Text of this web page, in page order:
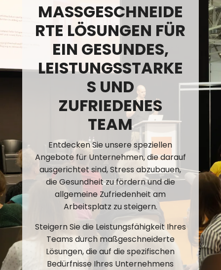
MASSGESCHNEIDER
TE LÖSUNGEN FÜR E
IN GESUNDES, L
EISTUNGSSTARKES
UND Z
UFRIEDENES T
EAM
Entdecken Sie unsere speziellen
Angebote für Unternehmen, die darauf
ausgerichtet sind, Stress abzubauen,
die Gesundheit zu fördern und die
allgemeine Zufriedenheit am
Arbeitsplatz zu steigern.
Steigern Sie die Leistungsfähigkeit Ihres
Teams durch maßgeschneiderte
Lösungen, die auf die spezifischen
Bedürfnisse Ihres Unternehmens